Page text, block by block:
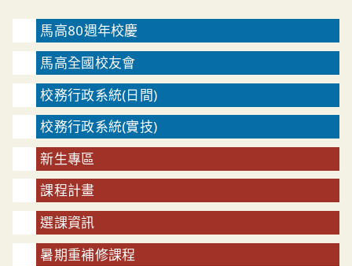
馬高80週年校慶
馬高全國校友會
校務行政系統(日間)
校務行政系統(實技)
新生專區
課程計畫
選課資訊
暑期重補修課程